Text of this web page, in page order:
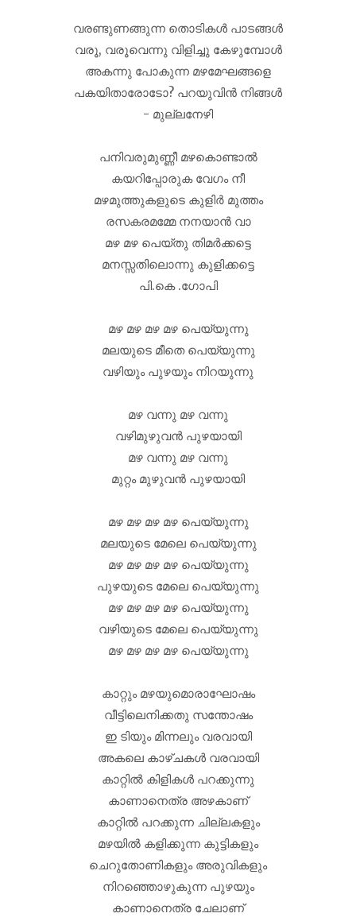
വരണ്ടുണങ്ങുന്ന തൊടികൾ പാടങ്ങൾ
വരൂ, വരൂവെന്നു വിളിച്ചു കേഴുമ്പോൾ
അകന്നു പോകുന്ന മഴമേഘങ്ങളെ
പകയിതാരോടോ? പറയുവിൻ നിങ്ങൾ
- മുല്ലനേഴി
പനിവരുമുണ്ണീ മഴകൊണ്ടാല്‍
കയറിപ്പോരുക വേഗം നീ
മഴമുത്തുകളുടെ കുളിര്‍ മുത്തം
രസകരമമ്മേ നനയാന്‍ വാ
മഴ മഴ പെയ്തു തിമര്‍ക്കട്ടെ
മനസ്സതിലൊന്നു കുളിക്കട്ടെ
പി.കെ .ഗോപി
മഴ മഴ മഴ മഴ പെയ്യുന്നു
മലയുടെ മീതെ പെയ്യുന്നു
വഴിയും പുഴയും നിറയുന്നു
മഴ വന്നു മഴ വന്നു
വഴിമുഴുവന്‍ പുഴയായി
മഴ വന്നു മഴ വന്നു
മുറ്റം മുഴുവന്‍ പുഴയായി
മഴ മഴ മഴ മഴ പെയ്യുന്നു
മലയുടെ മേലെ പെയ്യുന്നു
മഴ മഴ മഴ മഴ പെയ്യുന്നു
പുഴയുടെ മേലെ പെയ്യുന്നു
മഴ മഴ മഴ മഴ പെയ്യുന്നു
വഴിയുടെ മേലെ പെയ്യുന്നു
മഴ മഴ മഴ മഴ പെയ്യുന്നു
കാറ്റും മഴയുമൊരാഘോഷം
വീട്ടിലെനിക്കതു സന്തോഷം
ഇ ടിയും മിന്നലും വരവായി
അകലെ കാഴ്ചകൾ വരവായി
കാറ്റിൽ കിളികൾ പറക്കുന്നു
കാണാനെത്ര അഴകാണ്
കാറ്റിൽ പറക്കുന്ന ചില്ലകളും
മഴയിൽ കളിക്കുന്ന കുട്ടികളും
ചെറുതോണികളും അരുവികളും
നിറഞ്ഞൊഴുകുന്ന പുഴയും
കാണാനെത്ര ചേലാണ്